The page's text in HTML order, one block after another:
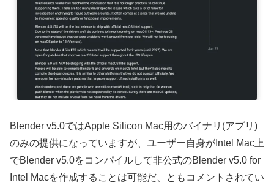
Blender v5.0ではApple Silicon Mac用のバイナリ(アプリ)
のみの提供になっていますが、ユーザー自身がIntel Mac上
でBlender v5.0をコンパイルして非公式のBlender v5.0 for
Intel Macを作成することは可能だ、ともコメントされてい